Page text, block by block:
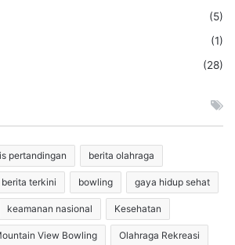
(5)
(1)
(28)
pertandingan berita olahraga
berita terkini bowling gaya hidup sehat
keamanan nasional Kesehatan
View Bowling Olahraga Rekreasi